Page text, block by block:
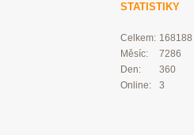
STATISTIKY
Online: 3
Celkem: 168188
Měsíc:
7286
Den:
360